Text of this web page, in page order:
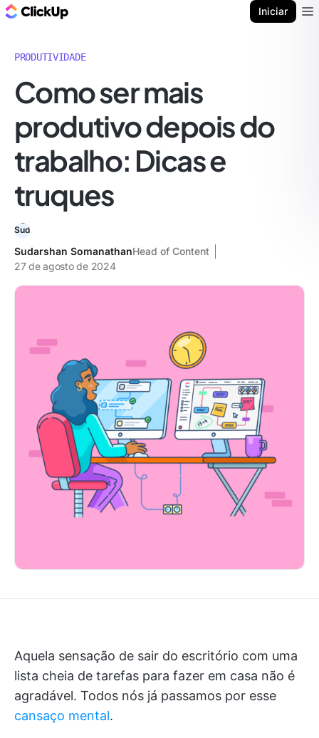
Iniciar
PRODUTIVIDADE
Como ser mais
produtivo depois do
trabalho: Dicas e
truques
Sudarshan SomanathanHead of Content
27 de agosto de 2024
Aquela sensação de sair do escritório com uma
lista cheia de tarefas para fazer em casa não é
agradável. Todos nós já passamos por esse
cansaço mental.